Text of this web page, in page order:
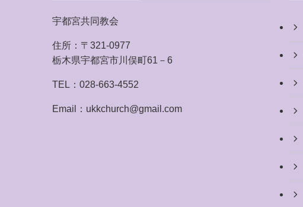
宇都宮共同教会
住所：〒321-0977
栃木県宇都宮市川俣町61－6
TEL：028-663-4552
Email：ukkchurch@gmail.com